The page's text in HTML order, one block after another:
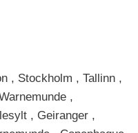
, Stockholm , Tallinn ,
,
, Geiranger ,